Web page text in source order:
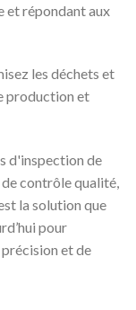
et répondant aux
les déchets et
production et
d'inspection de
contrôle qualité,
la solution que
pour
et de